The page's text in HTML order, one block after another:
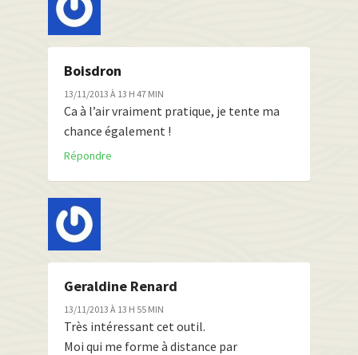
Boisdron
13/11/2013 À 13 H 47 MIN
Ca à l’air vraiment pratique, je tente ma
chance également !
Répondre
Geraldine Renard
13/11/2013 À 13 H 55 MIN
Très intéressant cet outil.
Moi qui me forme à distance par